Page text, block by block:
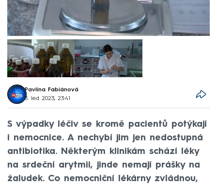
Pavlína Fabiánová
3. led 2023, 23:41
S výpadky léčiv se kromě pacientů potýkají
i nemocnice. A nechybí jim jen nedostupná
antibiotika. Některým klinikám schází léky
na srdeční arytmii, jinde nemají prášky na
žaludek. Co nemocniční lékárny zvládnou,